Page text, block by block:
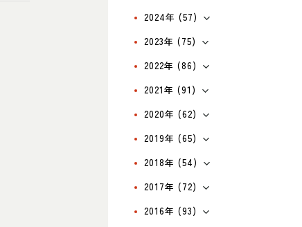
2024年 (57)
2023年 (75)
2022年 (86)
2021年 (91)
2020年 (62)
2019年 (65)
2018年 (54)
2017年 (72)
2016年 (93)